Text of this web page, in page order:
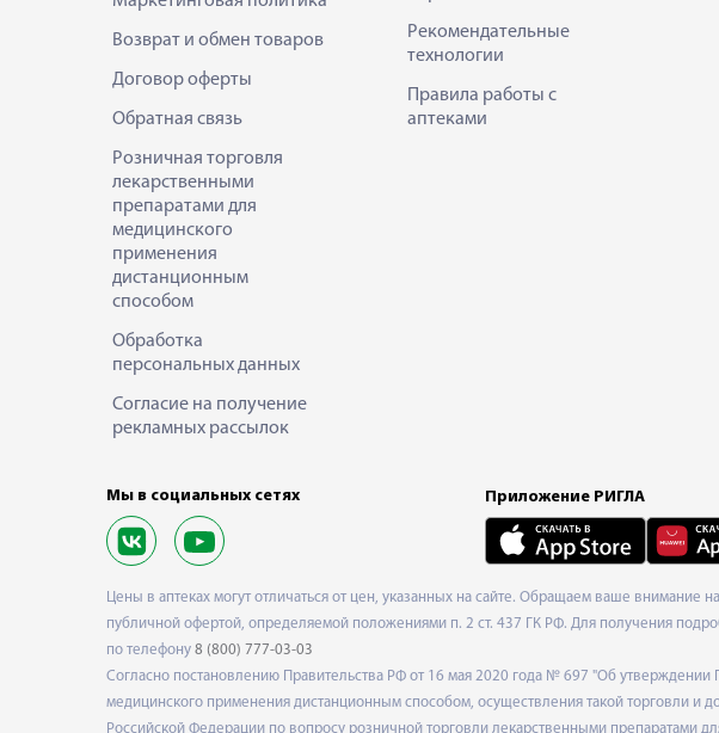
Возврат и обмен товаров
Договор оферты
Обратная связь
Розничная торговля
лекарственными
препаратами для
медицинского
применения
дистанционным
способом
Обработка
персональных данных
Согласие на получение
рекламных рассылок
Рекомендательные
технологии
Правила работы с
аптеками
Мы в социальных сетях Приложение РИГЛА
Цены в аптеках могут отличаться от цен, указанных на сайте. Обращаем ваше внимание на
публичной офертой, определяемой положениями п. 2 ст. 437 ГК РФ. Для получения
по телефону 8 (800) 777-03-03
Согласно постановлению Правительства РФ от 16 мая 2020 года № 697 "Об
медицинского применения дистанционным способом, осуществления такой торговли и
Российской Федерации по вопросу розничной торговли лекарственными препаратами